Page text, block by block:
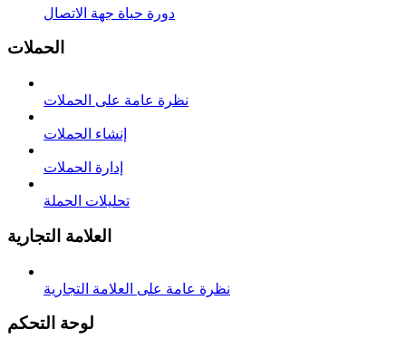
دورة حياة جهة الاتصال
الحملات
نظرة عامة على الحملات
إنشاء الحملات
إدارة الحملات
تحليلات الحملة
العلامة التجارية
نظرة عامة على العلامة التجارية
لوحة التحكم